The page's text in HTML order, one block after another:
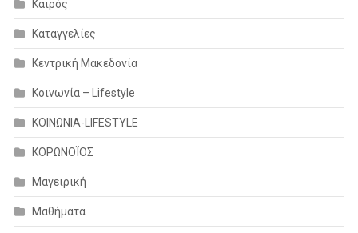
Καιρός
Καταγγελίες
Κεντρική Μακεδονία
Κοινωνία – Lifestyle
ΚΟΙΝΩΝΙΑ-LIFESTYLE
ΚΟΡΩΝΟΪΟΣ
Μαγειρική
Μαθήματα